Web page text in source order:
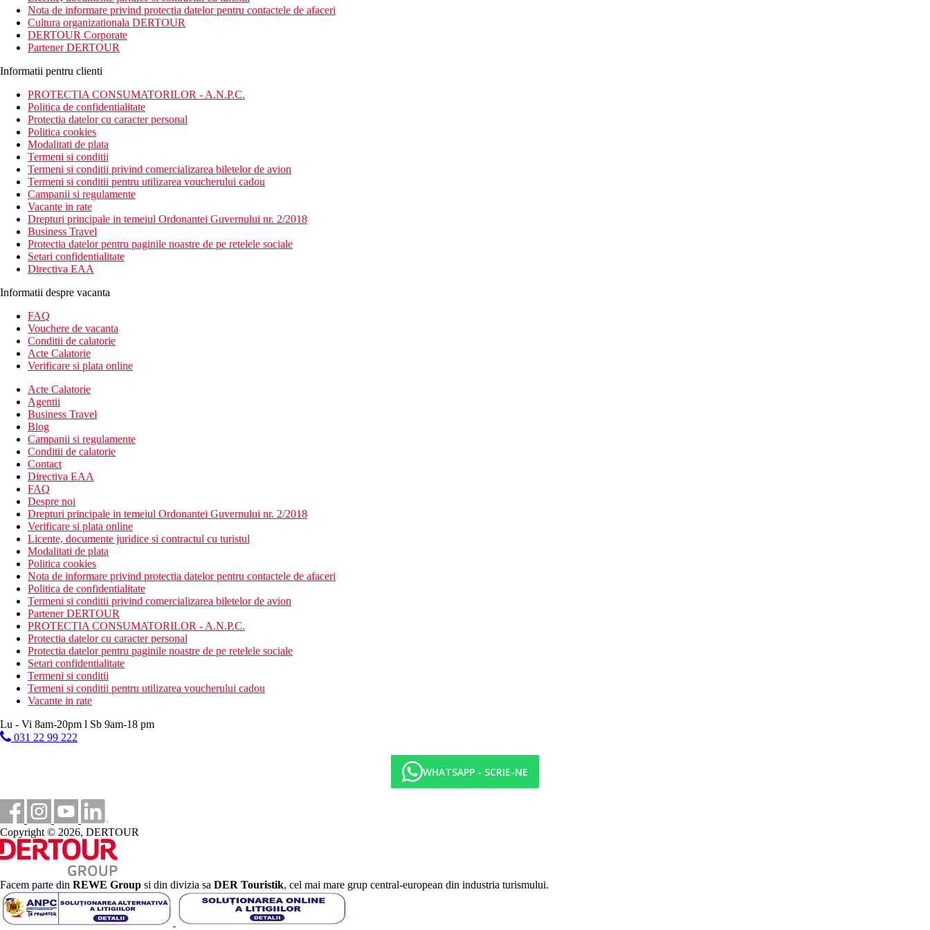
Distanta
750 m distanta de plaja
57 km distanta de Aeroportul International Larnaca
Descrierea camerei
Camerele dispun de:
TV
aer conditionat (controlat individual)
telefon
toaleta
cada sau dus
balcon / terasa
lenjerie de pat
Descrierea hotelului
Hotelul dispune de:
aer conditionat
Wifi
terasa
gradina
receptie deschisa non stop
piscina pentru copii
lift
camera de bagaje
spalatorie (contra cost)
fitness
restaurant
bar
Descrierea plajei
plaja cu nisip
Activitati sportive gratuite
fitness
Activitati sportive contra cost
inchiriere de biciclete
masaj
scufundari (in afara locatiei)
Masa
restaurant
bar
Categoria oficiala
3 stele
Galerie foto
Nota de informare privind protectia datelor pentru contactele de afaceri
Cultura organizationala DERTOUR
DERTOUR Corporate
Partener DERTOUR
Informatii pentru clienti
PROTECTIA CONSUMATORILOR - A.N.P.C.
Politica de confidentialitate
Protectia datelor cu caracter personal
Politica cookies
Modalitati de plata
Termeni si conditii
Termeni si conditii privind comercializarea biletelor de avion
Termeni si conditii pentru utilizarea voucherului cadou
Campanii si regulamente
Vacante in rate
Drepturi principale in temeiul Ordonantei Guvernului nr. 2/2018
Business Travel
Protectia datelor pentru paginile noastre de pe retelele sociale
Setari confidentialitate
Directiva EAA
Informatii despre vacanta
FAQ
Vouchere de vacanta
Conditii de calatorie
Acte Calatorie
Verificare si plata online
Acte Calatorie
Agentii
Business Travel
Blog
Campanii si regulamente
Conditii de calatorie
Contact
Directiva EAA
FAQ
Despre noi
Drepturi principale in temeiul Ordonantei Guvernului nr. 2/2018
Verificare si plata online
Licente, documente juridice si contractul cu turistul
Modalitati de plata
Politica cookies
Nota de informare privind protectia datelor pentru contactele de afaceri
Politica de confidentialitate
Termeni si conditii privind comercializarea biletelor de avion
Partener DERTOUR
PROTECTIA CONSUMATORILOR - A.N.P.C.
Protectia datelor cu caracter personal
Protectia datelor pentru paginile noastre de pe retelele sociale
Setari confidentialitate
Termeni si conditii
Termeni si conditii pentru utilizarea voucherului cadou
Vacante in rate
Lu - Vi 8am-20pm l Sb 9am-18 pm
031 22 99 222
WHATSAPP - SCRIE-NE
Copyright © 2026, DERTOUR
Facem parte din REWE Group si din divizia sa DER Touristik, cel mai mare grup central-european din industria turismului.